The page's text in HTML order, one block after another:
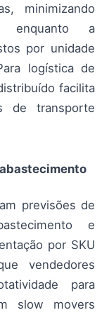
minimizando
enquanto a
por unidade
logística de
facilita
de transporte
previsões de
e
por SKU
vendedores
para
slow movers